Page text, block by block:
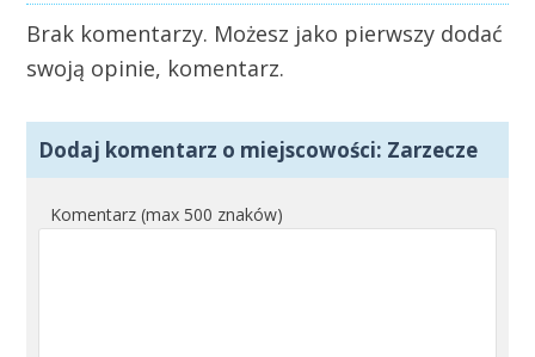
Brak komentarzy. Możesz jako pierwszy dodać
swoją opinie, komentarz.
Dodaj komentarz o miejscowości: Zarzecze
Komentarz (max 500 znaków)